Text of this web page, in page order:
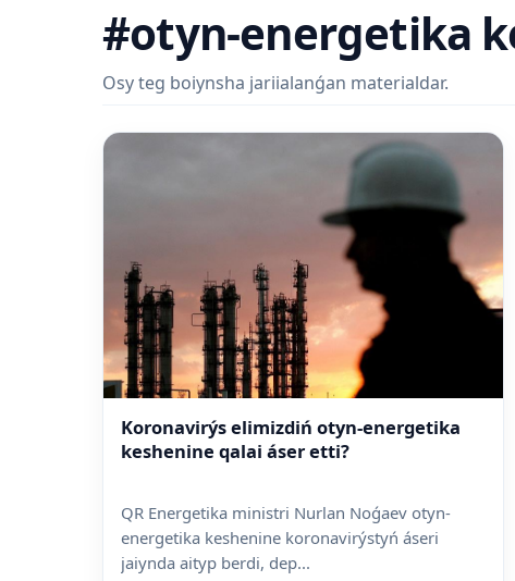
#otyn-energetika
Osy teg boiynsha jariialanǵan materialdar.
Koronavirýs elimizdiń otyn-energetika
keshenine qalai áser etti?
QR Energetika ministri Nurlan Noǵaev otyn-
energetika keshenine koronavirýstyń áseri
jaiynda aityp berdi, dep...